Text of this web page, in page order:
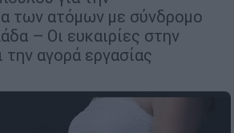
των ατόμων με σύνδρομο
– Οι ευκαιρίες στην
την αγορά εργασίας